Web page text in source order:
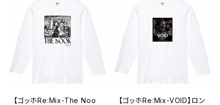
【ゴッホRe:Mix-The Noo
【ゴッホRe:Mix-VOID】ロン